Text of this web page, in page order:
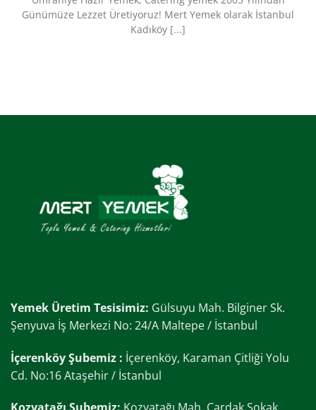
Günümüze Lezzet Üretiyoruz!​ Mert Yemek olarak İstanbul
Kadıköy [...]
Yemek Üretim Tesisimiz: Gülsuyu Mah. Bilginer Sk.
Şenyuva İş Merkezi No: 24/A Maltepe / İstanbul
İçerenköy Şubemiz : İçerenköy, Karaman Çitliği Yolu
Cd. No:16 Ataşehir / İstanbul